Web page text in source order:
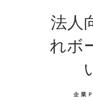
法人
れボ
企業